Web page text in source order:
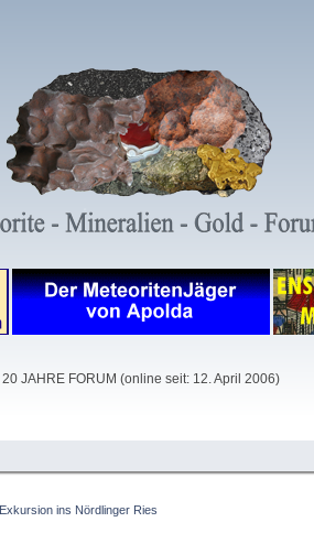
20 JAHRE FORUM (online seit: 12. April 2006)
Exkursion ins Nördlinger Ries